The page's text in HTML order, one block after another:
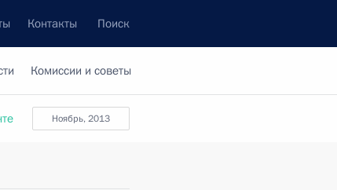
Контакты Поиск
Комиссии и советы
ноябрь, 2013